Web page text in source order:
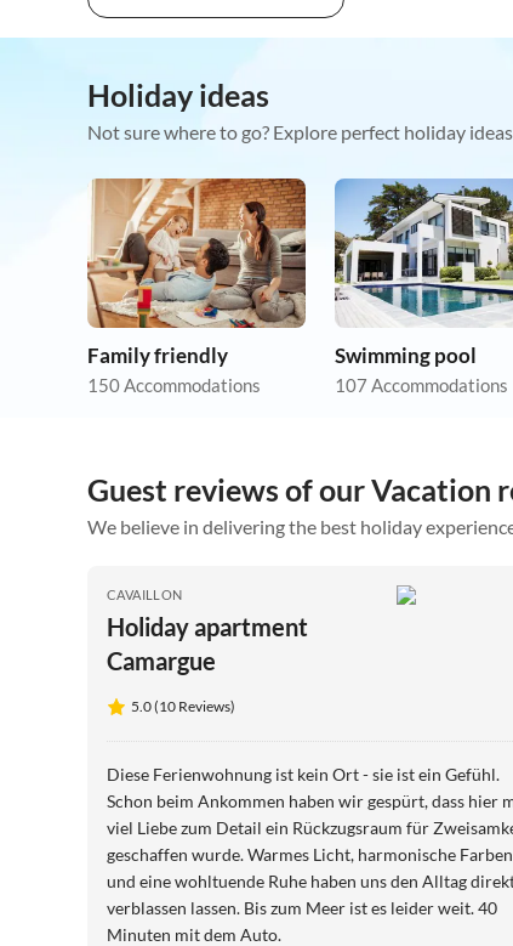
Holiday ideas
Not sure where to go? Explore perfect holiday
Family friendly
150 Accommodations
Swimming pool
107 Accommodations
Guest reviews of our Vacation
We believe in delivering the best holiday
CAVAILLON
Holiday apartment
Camargue
5.0 (10 Reviews)
Diese Ferienwohnung ist kein Ort - sie ist ein Gefühl.
Schon beim Ankommen haben wir gespürt, dass hier
viel Liebe zum Detail ein Rückzugsraum für
geschaffen wurde. Warmes Licht, harmonische Farben
und eine wohltuende Ruhe haben uns den Alltag
verblassen lassen. Bis zum Meer ist es leider weit. 40
Minuten mit dem Auto.